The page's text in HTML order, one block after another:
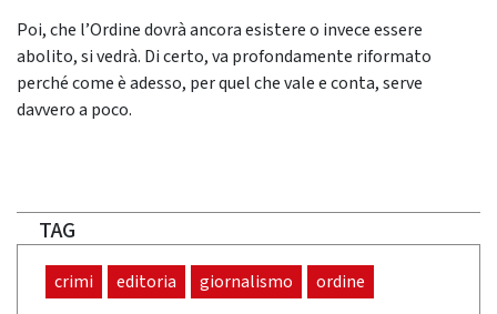
Poi, che l’Ordine dovrà ancora esistere o invece essere
abolito, si vedrà. Di certo, va profondamente riformato
perché come è adesso, per quel che vale e conta, serve
davvero a poco.
TAG
crimi editoria giornalismo ordine